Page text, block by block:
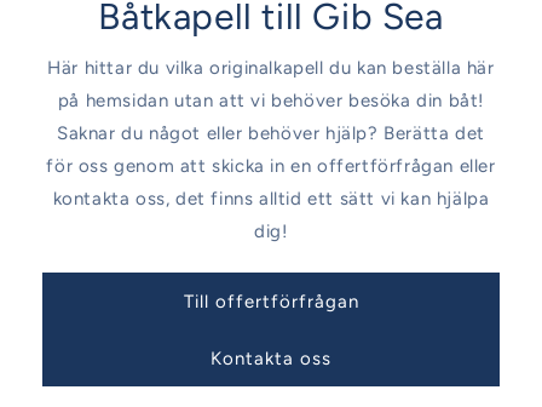
Båtkapell till Gib Sea
Här hittar du vilka originalkapell du kan beställa här
på hemsidan utan att vi behöver besöka din båt!
Saknar du något eller behöver hjälp? Berätta det
för oss genom att skicka in en offertförfrågan eller
kontakta oss, det finns alltid ett sätt vi kan hjälpa
dig!
Till offertförfrågan
Kontakta oss